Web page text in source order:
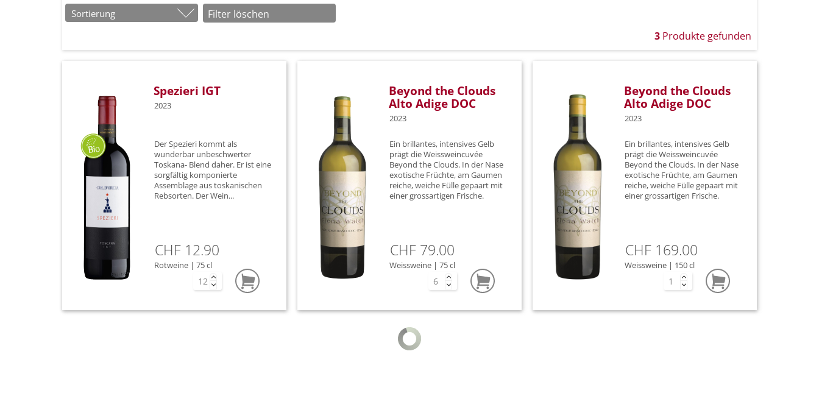
Gewürztraminer
Filter löschen
Sortierung
3 Produkte gefunden
Spezieri IGT
2023
Der Spezieri kommt als
wunderbar unbeschwerter
Toskana- Blend daher. Er ist eine
sorgfältig komponierte
Assemblage aus toskanischen
Rebsorten. Der Wein...
CHF 12.90
Rotweine | 75 cl
Beyond the Clouds
Alto Adige DOC
2023
Ein brillantes, intensives Gelb
prägt die Weissweincuvée
Beyond the Clouds. In der Nase
exotische Früchte, am Gaumen
reiche, weiche Fülle gepaart mit
einer grossartigen Frische.
CHF 79.00
Weissweine | 75 cl
Beyond the Clouds
Alto Adige DOC
2023
Ein brillantes, intensives Gelb
prägt die Weissweincuvée
Beyond the Clouds. In der Nase
exotische Früchte, am Gaumen
reiche, weiche Fülle gepaart mit
einer grossartigen Frische.
CHF 169.00
Weissweine | 150 cl